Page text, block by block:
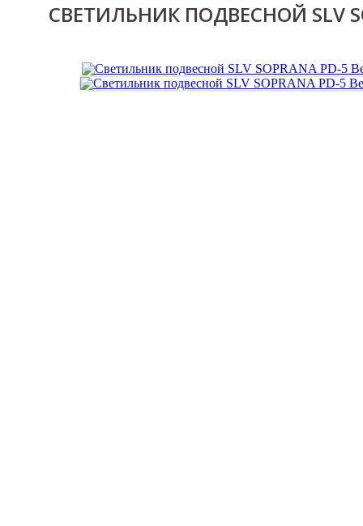
СВЕТИЛЬНИК ПОДВЕСНОЙ SLV